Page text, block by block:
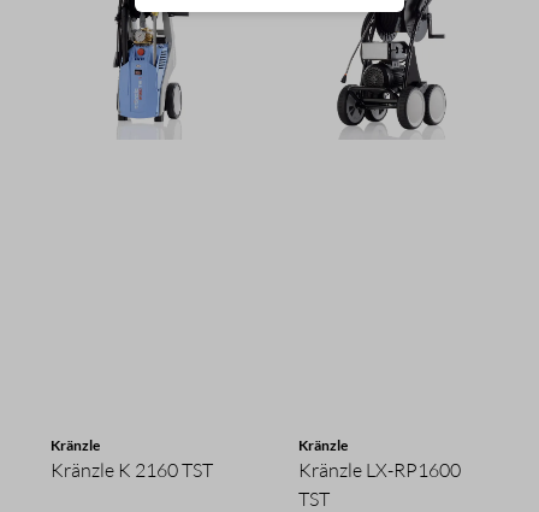
Kränzle
Kränzle K 2160 TST
Kränzle
Kränzle LX-RP1600
TST